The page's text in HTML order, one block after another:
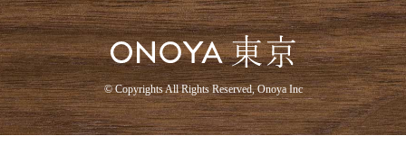
© Copyrights All Rights Reserved, Onoya Inc